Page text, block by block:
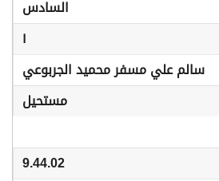
السادس
١
سالم علي مسفر محميد الجربوعي
مستحيل
9.44.02